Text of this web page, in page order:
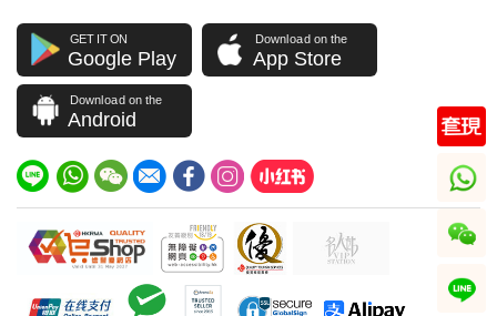
GET IT ON
Google Play
Download on the
App Store
Download on the
Android
whatsapp